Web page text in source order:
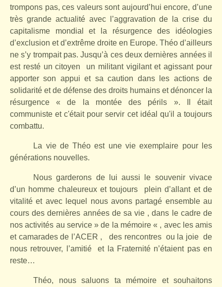
trompons pas, ces valeurs sont aujourd’hui encore, d’une
très grande actualité avec l’aggravation de la crise du
capitalisme mondial et la résurgence des idéologies
d’exclusion et d’extrême droite en Europe. Théo d’ailleurs
ne s’y trompait pas. Jusqu’à ces deux dernières années il
est resté un citoyen
un militant vigilant et agissant pour
apporter son appui et sa caution dans les actions de
solidarité et de défense des droits humains et dénoncer la
résurgence « de la montée des périls ». Il était
communiste et c'était pour servir cet idéal qu'il a toujours
combattu.
La vie de Théo est une vie exemplaire pour les
générations nouvelles.
Nous garderons de lui aussi le souvenir vivace
d’un homme chaleureux et toujours
plein d’allant et de
vitalité et avec lequel nous avons partagé ensemble au
cours des dernières années de sa vie , dans le cadre de
nos activités au service » de la mémoire « , avec les amis
et camarades de l’ACER , des rencontres ou la joie de
nous retrouver, l’amitié
et la Fraternité n’étaient pas en
reste…
Théo, nous saluons ta mémoire et souhaitons